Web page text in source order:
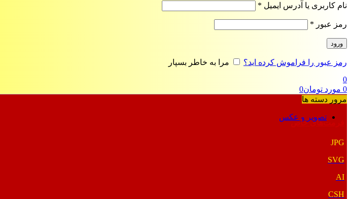
نام کاربری یا آدرس ایمیل *
رمز عبور *
ورود
رمز عبور را فراموش کرده اید؟
مرا به خاطر بسپار
0
0 مورد تومان0
مرور دسته ها
تصویر و عکس
فرمت‌های خاص
JPG
SVG
AI
CSH